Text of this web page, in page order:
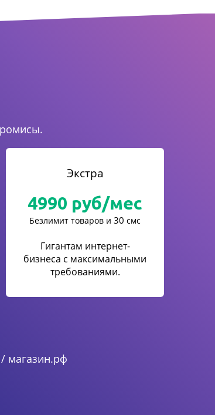
Экстра
4990 руб/мес
Безлимит товаров и 30 смс
Гигантам интернет-
бизнеса с максимальными
требованиями.
магазин.рф